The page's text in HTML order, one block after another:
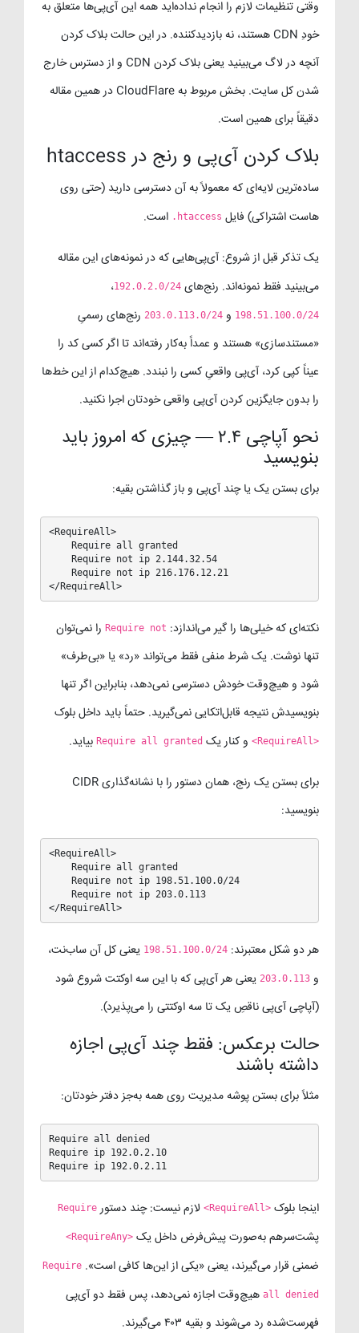
وقتی تنظیمات لازم را انجام نداده‌اید همه این آی‌پی‌ها متعلق به
خودِ CDN هستند، نه بازدیدکننده. در این حالت بلاک کردن
آنچه در لاگ می‌بینید یعنی بلاک کردن CDN و از دسترس خارج
شدن کل سایت. بخش مربوط به CloudFlare در همین مقاله
دقیقاً برای همین است.
بلاک کردن آی‌پی و رنج در htaccess
ساده‌ترین لایه‌ای که معمولاً به آن دسترسی دارید (حتی روی
هاست اشتراکی) فایل .htaccess است.
یک تذکر قبل از شروع: آی‌پی‌هایی که در نمونه‌های این مقاله
می‌بینید فقط نمونه‌اند. رنج‌های 192.0.2.0/24،
198.51.100.0/24 و 203.0.113.0/24 رنج‌های رسمیِ
«مستندسازی» هستند و عمداً به‌کار رفته‌اند تا اگر کسی کد را
عیناً کپی کرد، آی‌پی واقعیِ کسی را نبندد. هیچ‌کدام از این خط‌ها
را بدون جایگزین کردن آی‌پی واقعی خودتان اجرا نکنید.
نحو آپاچی ۲.۴ — چیزی که امروز باید
بنویسید
برای بستن یک یا چند آی‌پی و باز گذاشتن بقیه:
<RequireAll>
    Require all granted
    Require not ip 2.144.32.54
    Require not ip 216.176.12.21
</RequireAll>
نکته‌ای که خیلی‌ها را گیر می‌اندازد: Require not را نمی‌توان
تنها نوشت. یک شرط منفی فقط می‌تواند «رد» یا «بی‌طرف»
شود و هیچ‌وقت خودش دسترسی نمی‌دهد، بنابراین اگر تنها
بنویسیدش نتیجه قابل‌اتکایی نمی‌گیرید. حتماً باید داخل بلوک
<RequireAll> و کنار یک Require all granted بیاید.
برای بستن یک رنج، همان دستور را با نشانه‌گذاری CIDR
بنویسید:
<RequireAll>
    Require all granted
    Require not ip 198.51.100.0/24
    Require not ip 203.0.113
</RequireAll>
هر دو شکل معتبرند: 198.51.100.0/24 یعنی کل آن ساب‌نت،
و 203.0.113 یعنی هر آی‌پی که با این سه اوکتت شروع شود
(آپاچی آی‌پی ناقصِ یک تا سه اوکتتی را می‌پذیرد).
حالت برعکس: فقط چند آی‌پی اجازه
داشته باشند
مثلاً برای بستن پوشه مدیریت روی همه به‌جز دفتر خودتان:
Require all denied
Require ip 192.0.2.10
Require ip 192.0.2.11
اینجا بلوک <RequireAll> لازم نیست: چند دستور Require
پشت‌سرهم به‌صورت پیش‌فرض داخل یک <RequireAny>
ضمنی قرار می‌گیرند، یعنی «یکی از این‌ها کافی است». Require
all denied هیچ‌وقت اجازه نمی‌دهد، پس فقط دو آی‌پی
فهرست‌شده رد می‌شوند و بقیه ۴۰۳ می‌گیرند.